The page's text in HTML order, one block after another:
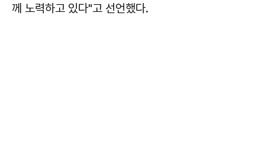
께 노력하고 있다"고 선언했다.